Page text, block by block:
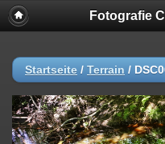
Fotografie
Startseite / Terrain /